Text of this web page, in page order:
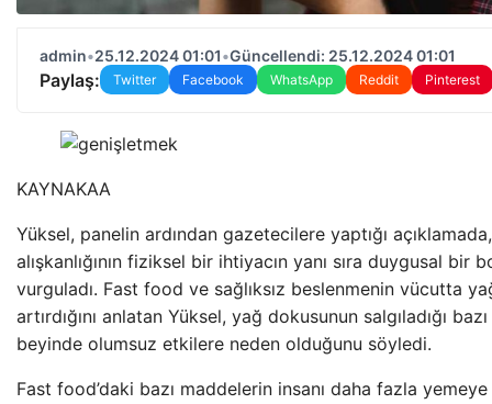
admin•25.12.2024 01:01•Güncellendi: 25.12.2024 01:01
Paylaş: Twitter Facebook WhatsApp Reddit Pinterest
KAYNAKAA
Yüksel, panelin ardından gazetecilere yaptığı
alışkanlığının fiziksel bir ihtiyacın yanı sıra duygusal bir
vurguladı. Fast food ve sağlıksız beslenmenin vücutta
artırdığını anlatan Yüksel, yağ dokusunun salgıladığı
beyinde olumsuz etkilere neden olduğunu söyledi.
Fast food’daki bazı maddelerin insanı daha fazla